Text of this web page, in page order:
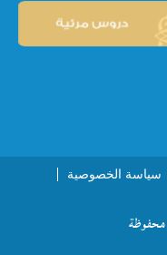
سياسة الخصوصية